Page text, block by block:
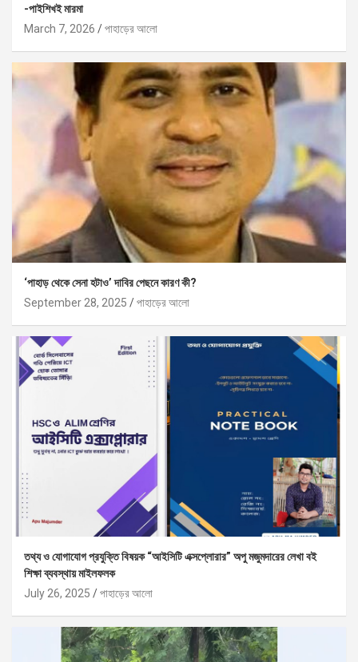
-পাইশিখই মারমা
March 7, 2026
পাহাড়ের আলো
‘পাহাড় থেকে সেনা হটাও’ দাবির পেছনে কারণ কী?
September 28, 2025
পাহাড়ের আলো
তথ্য ও যোগাযোগ প্রযুক্তি বিষয়ক “আইসিটি এক্সপ্লোরার” অপু মজুমদারের লেখা বই
শিক্ষা ব্যবস্থায় মাইলফলক
July 26, 2025
পাহাড়ের আলো